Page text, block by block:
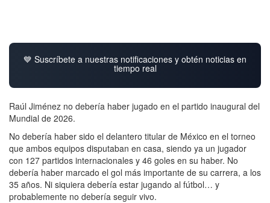
💙 Suscríbete a nuestras notificaciones y obtén noticias en
tiempo real
Raúl Jiménez no debería haber jugado en el partido inaugural del
Mundial de 2026.
No debería haber sido el delantero titular de México en el torneo
que ambos equipos disputaban en casa, siendo ya un jugador
con 127 partidos internacionales y 46 goles en su haber. No
debería haber marcado el gol más importante de su carrera, a los
35 años. Ni siquiera debería estar jugando al fútbol… y
probablemente no debería seguir vivo.